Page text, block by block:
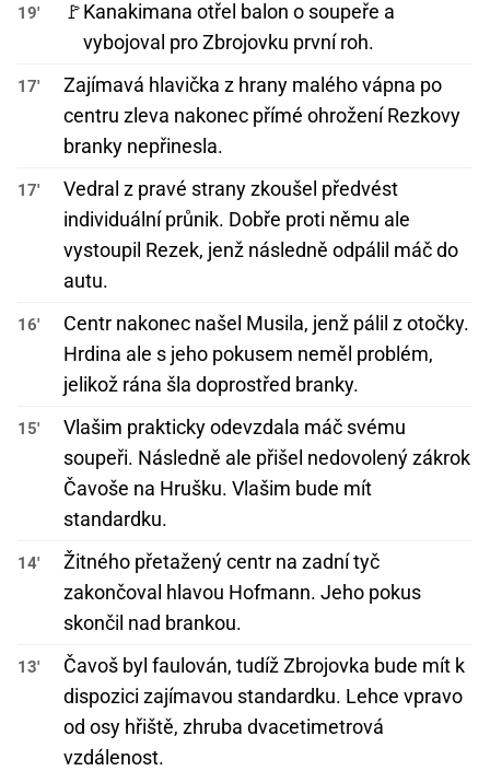
19' 🚩Kanakimana otřel balon o soupeře a
vybojoval pro Zbrojovku první roh.
17'
Zajímavá hlavička z hrany malého vápna po
centru zleva nakonec přímé ohrožení Rezkovy
branky nepřinesla.
17'
Vedral z pravé strany zkoušel předvést
individuální průnik. Dobře proti němu ale
vystoupil Rezek, jenž následně odpálil máč do
autu.
16'
Centr nakonec našel Musila, jenž pálil z otočky.
Hrdina ale s jeho pokusem neměl problém,
jelikož rána šla doprostřed branky.
15'
Vlašim prakticky odevzdala máč svému
soupeři. Následně ale přišel nedovolený zákrok
Čavoše na Hrušku. Vlašim bude mít
standardku.
14'
Žitného přetažený centr na zadní tyč
zakončoval hlavou Hofmann. Jeho pokus
skončil nad brankou.
13'
Čavoš byl faulován, tudíž Zbrojovka bude mít k
dispozici zajímavou standardku. Lehce vpravo
od osy hřiště, zhruba dvacetimetrová
vzdálenost.